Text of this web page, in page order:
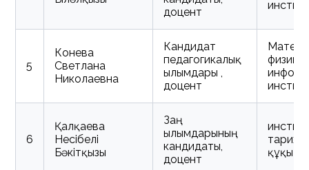
доцент
5
Конева
Светлана
Николаевна
Кандидат
педагогикалық
ғылымдары ,
доцент
физика
6
Қалқаева
Несібелі
Бәкітқызы
Заң
ғылымдарының
кандидаты,
доцент
тарих
құқық